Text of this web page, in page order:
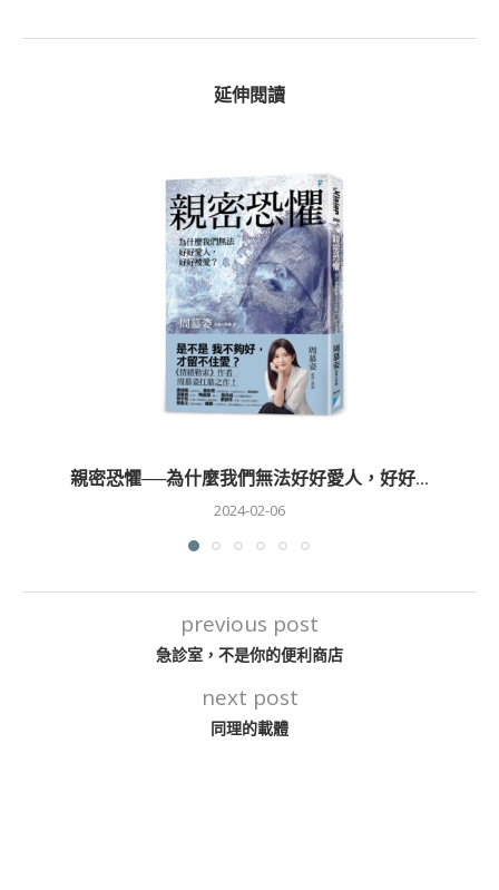
延伸閱讀
親密恐懼──為什麼我們無法好好愛人，好好...
2024-02-06
previous post
急診室，不是你的便利商店
next post
同理的載體